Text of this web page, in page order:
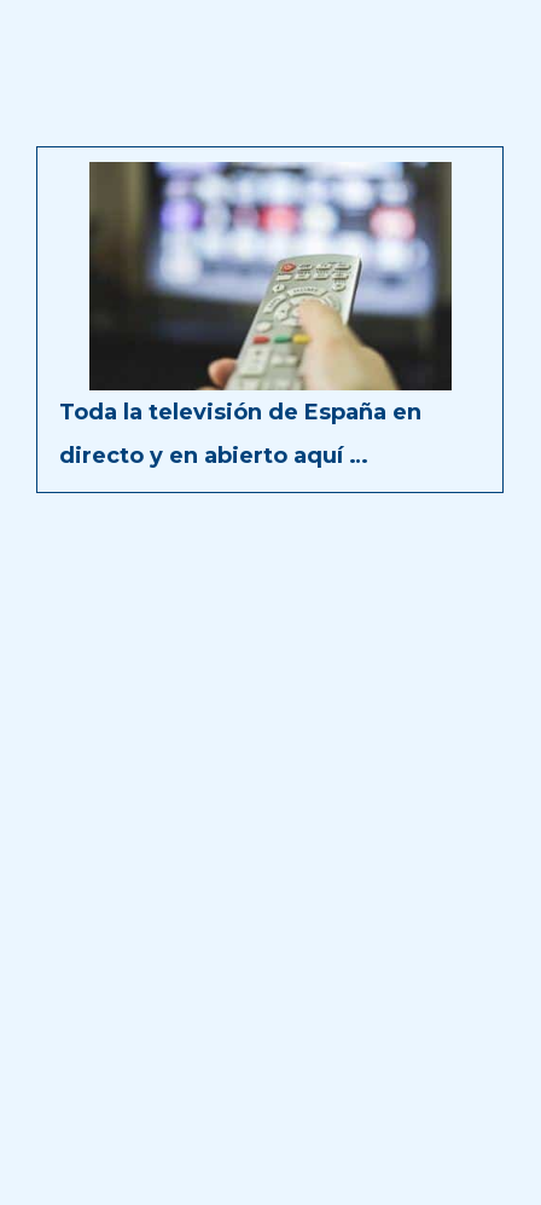
Toda la televisión de España en
directo y en abierto aquí …